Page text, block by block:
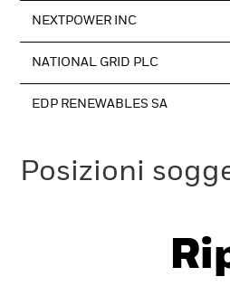
NEXTPOWER INC
NATIONAL GRID PLC
EDP RENEWABLES SA
Posizioni